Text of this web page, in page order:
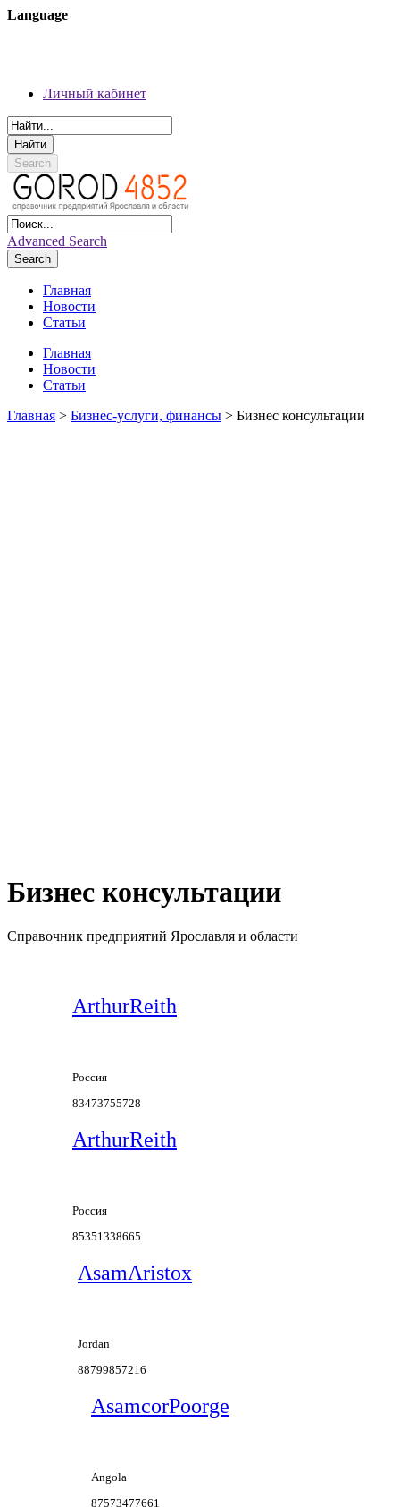
Language
Личный кабинет
Search
Advanced Search
Search
Главная
Новости
Статьи
Главная
Новости
Статьи
Главная > Бизнес-услуги, финансы > Бизнес консультации
Бизнес консультации
Справочник предприятий Ярославля и области
ArthurReith
Россия
83473755728
ArthurReith
Россия
85351338665
AsamAristox
Jordan
88799857216
AsamcorPoorge
Angola
87573477661